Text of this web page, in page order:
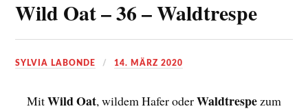
Wild Oat – 36 – Waldtrespe
SYLVIA LABONDE 14. MÄRZ 2020
MitWild Oat, wildem Hafer oderWaldtrespezum